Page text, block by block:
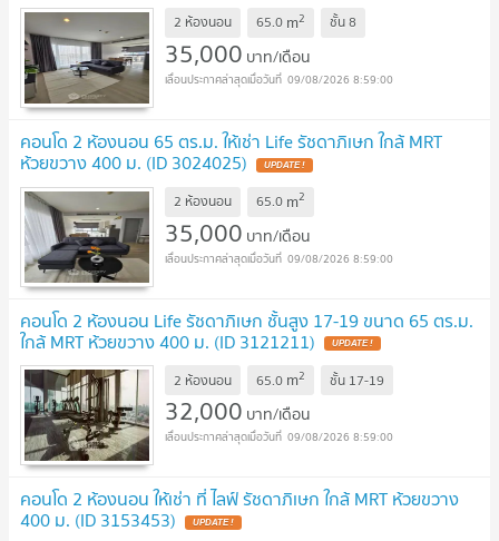
2 ห้องนอน 65.0 m2 ชั้น8
35,000 บาท/เดือน
09/08/2026 8:59:00
คอนโด 2 ห้องนอน 65 ตร.ม. ให้เช่า Life รัชดาภิเษก ใกล้ MRT
ห้วยขวาง 400 ม. (ID 3024025) UPDATE !
2 ห้องนอน 65.0 m2
35,000 บาท/เดือน
09/08/2026 8:59:00
คอนโด 2 ห้องนอน Life รัชดาภิเษก ชั้นสูง 17-19 ขนาด 65 ตร.ม.
ใกล้ MRT ห้วยขวาง 400 ม. (ID 3121211) UPDATE !
2 ห้องนอน 65.0 m2 ชั้น 17-19
32,000 บาท/เดือน
09/08/2026 8:59:00
คอนโด 2 ห้องนอน ให้เช่า ที่ ไลฟ์ รัชดาภิเษก ใกล้ MRT ห้วยขวาง
400 ม. (ID 3153453) UPDATE !